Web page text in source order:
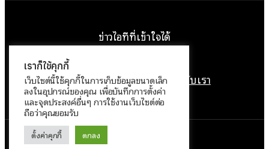
ข่าวไอทีที่เข้าใจได้
หน้าแรกติดต่อเราลิขสิทธิ์เกี่ยวกับเรา
นโยบายข้อมูลส่วนบุคคล
ทำงานด้วย
เราก็ใช้คุกกี้
เว็บไซต์นี้ใช้คุกกี้ในการเก็บข้อมูลขนาดเล็ก
ลงในอุปกรณ์ของคุณ เพื่อบันทึกการตั้งค่า
และจุดประสงค์อื่นๆ การใช้งานเว็บไซต์ต่อ
ถือว่าคุณยอมรับ
ตั้งค่าคุกกี้ ตกลง